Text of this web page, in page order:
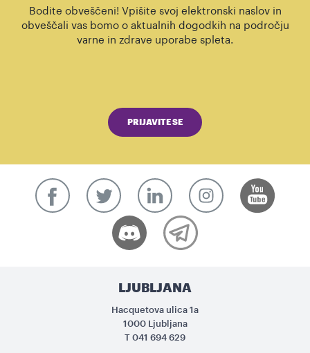
Bodite obveščeni! Vpišite svoj elektronski naslov in
obveščali vas bomo o aktualnih dogodkih na področju
varne in zdrave uporabe spleta.
PRIJAVITE SE
LJUBLJANA
Hacquetova ulica 1a
1000 Ljubljana
T 041 694 629